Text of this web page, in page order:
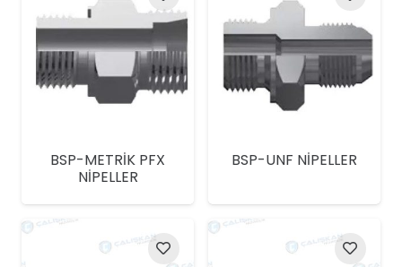
BSP-METRİK PFX
NİPELLER
BSP-UNF NİPELLER